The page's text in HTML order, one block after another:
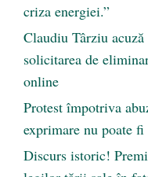
criza energiei.”
Claudiu Târziu
solicitarea de
online
Protest împotriva
exprimare nu poate fi
Discurs istoric!